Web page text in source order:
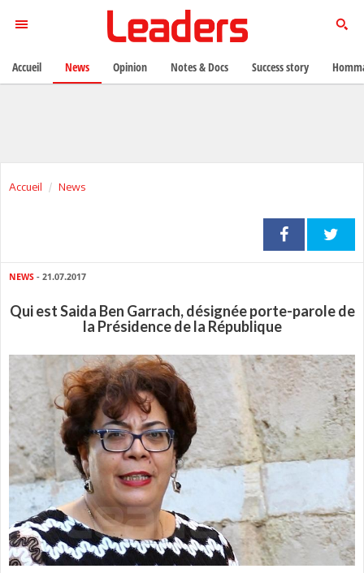
Accueil News
NEWS - 21.07.2017
Qui est Saida Ben Garrach, désignée porte-parole de
la Présidence de la République
Accueil News Opinion Notes & Docs Success story